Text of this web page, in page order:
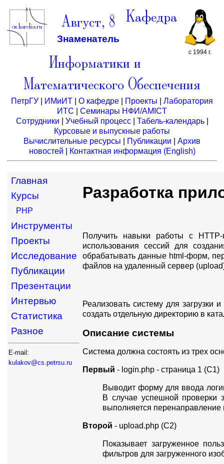
Август, 8
Знаменатель
с 1994 г.
Кафедра
Информатики и
Математического Обеспечения
ПетрГУ ИМиИТ О кафедре Проекты
Лаборатория
ИТС
Семинары НФИ/AMICT
Сотрудники
Учебный процесс| Табель-календарь|
Курсовые и выпускные работы
Вычислительные ресурсы
Публикации
Архив
новостей
Контактная информация (English)
Главная
Курсы
PHP
Инструменты
Проекты
Исследование
Публикации
Презентации
Интервью
Статистика
Разное
E-mail:
kulakov@cs.petrsu.ru
Разработка
Получить навыки работы с HTTP-
использования сессий для
обрабатывать данные html-форм,
файлов на удаленный сервер
Реализовать систему для
создать отдельную директорию в
Описание системы
Система должна состоять из трех
Первый - login.php - страница 1 (С1)
Выводит форму для ввода
В случае успешной проверки
выполняется перенаправление
Второй - upload.php (С2)
Показывает загруженное
фильтров для загруженного